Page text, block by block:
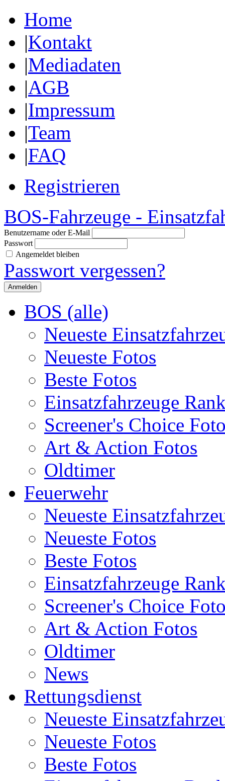
Home
|Kontakt
|Mediadaten
|AGB
|Impressum
|Team
|FAQ
Registrieren
BOS-Fahrzeuge -
Benutzername oder E-Mail
Passwort
Angemeldet bleiben
Passwort vergessen?
BOS (alle)
Neueste
Neueste Fotos
Beste Fotos
Einsatzfahrzeuge
Screener's Choice
Art & Action Fotos
Oldtimer
Feuerwehr
Neueste
Neueste Fotos
Beste Fotos
Einsatzfahrzeuge
Screener's Choice
Art & Action Fotos
Oldtimer
News
Rettungsdienst
Neueste
Neueste Fotos
Beste Fotos